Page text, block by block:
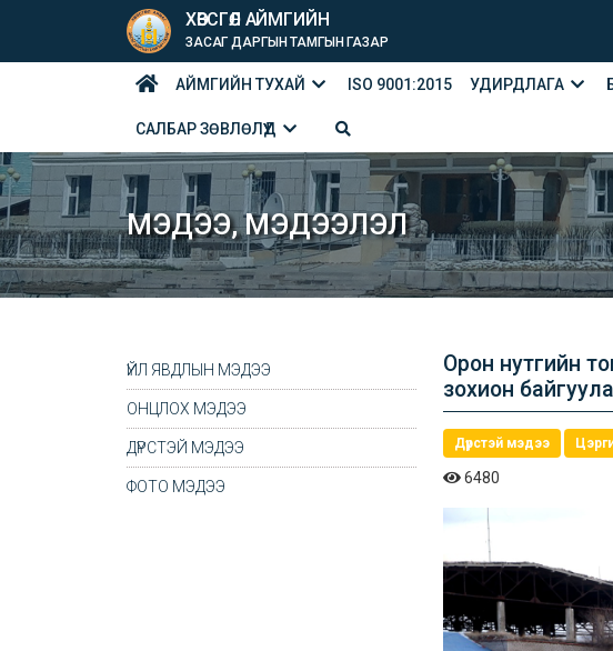
ХӨВСГӨЛ АЙМГИЙН
ЗАСАГ ДАРГЫН ТАМГЫН ГАЗАР
АЙМГИЙН ТУХАЙ ISO 9001:2015 УДИРДЛАГА
САЛБАР ЗӨВЛӨЛҮҮД
МЭДЭЭ, МЭДЭЭЛЭЛ
ҮЙЛ ЯВДЛЫН МЭДЭЭ
ОНЦЛОХ МЭДЭЭ
ДҮРСТЭЙ МЭДЭЭ
ФОТО МЭДЭЭ
Орон нутгийн
зохион
Дүрстэй мэдээ
6480